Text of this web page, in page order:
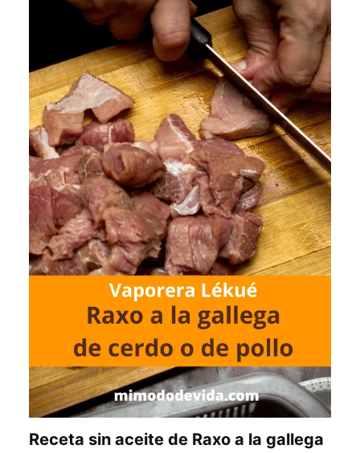
Receta sin aceite de Raxo a la gallega